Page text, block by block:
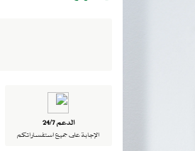
الدعم 24/7
الإجابة على جميع استفساراتكم